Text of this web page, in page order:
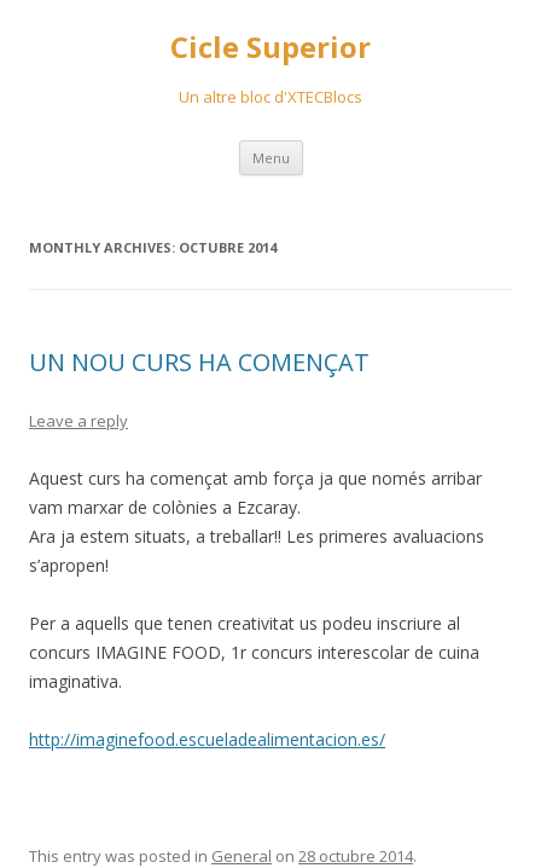
Cicle Superior
Un altre bloc d'XTECBlocs
Menu Skip
content
MONTHLY ARCHIVES: OCTUBRE 2014
UN NOU CURS HA COMENÇAT
Leave a reply
Aquest curs ha començat amb força ja que només arribar
vam marxar de colònies a Ezcaray.
Ara ja estem situats, a treballar!! Les primeres avaluacions
s’apropen!
Per a aquells que tenen creativitat us podeu inscriure al
concurs IMAGINE FOOD, 1r concurs interescolar de cuina
imaginativa.
http://imaginefood.escueladealimentacion.es/
This entry was posted in General on 28 octubre 2014.